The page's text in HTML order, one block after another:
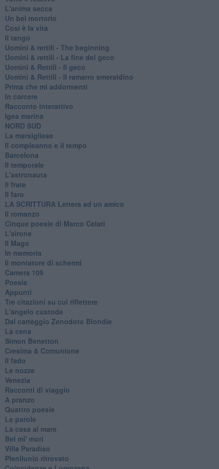
L'anima secca
Un bel mortorio
Cosi è la vita
Il tango
​Uomini & rettili - The beginning
​Uomini & rettili - La fine del geco
Uomini & Rettili - Il geco
Uomini & Rettili - Il ramarro smeraldino
Prima che mi addormenti
In carcere
Racconto interattivo
Igea marina
​NORD SUD
La marsigliese
Il compleanno e il tempo
Barcelona
Il temporale
L'astronauta
Il frate
Il faro
​LA SCRITTURA Lettera ad un amico
Il romanzo
Cinque poesie di Marco Celati
L'airone
Il Mago
In memoria
Il montatore di schermi
Camera 109
Poesie
Appunti
Tre citazioni su cui riflettere
L'angelo custode
Dal carteggio Zenodoto Blondie
La cena
Simon Benetton
Cresima & Comunione
Il fado
Le nozze
Venezia
Racconti di viaggio
A pranzo
Quattro poesie
Le parole
La casa al mare
Bel mi' morì
Villa Paradiso
Plenilunio ritrovato